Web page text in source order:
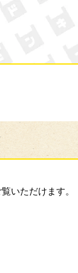
いただけます。